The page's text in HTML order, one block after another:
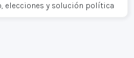
elecciones y solución política